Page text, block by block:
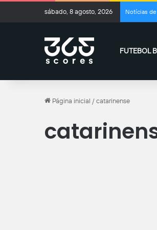
sábado, 8 agosto, 2026 Notícias
FUTEBOL
Página inicial / catarinense